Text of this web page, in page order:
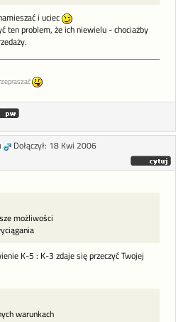
i uciec
ten problem, że ich niewielu - chociażby
Dołączył: 18 Kwi 2006
możliwości
K-5 : K-3 zdaje się przeczyć Twojej
warunkach